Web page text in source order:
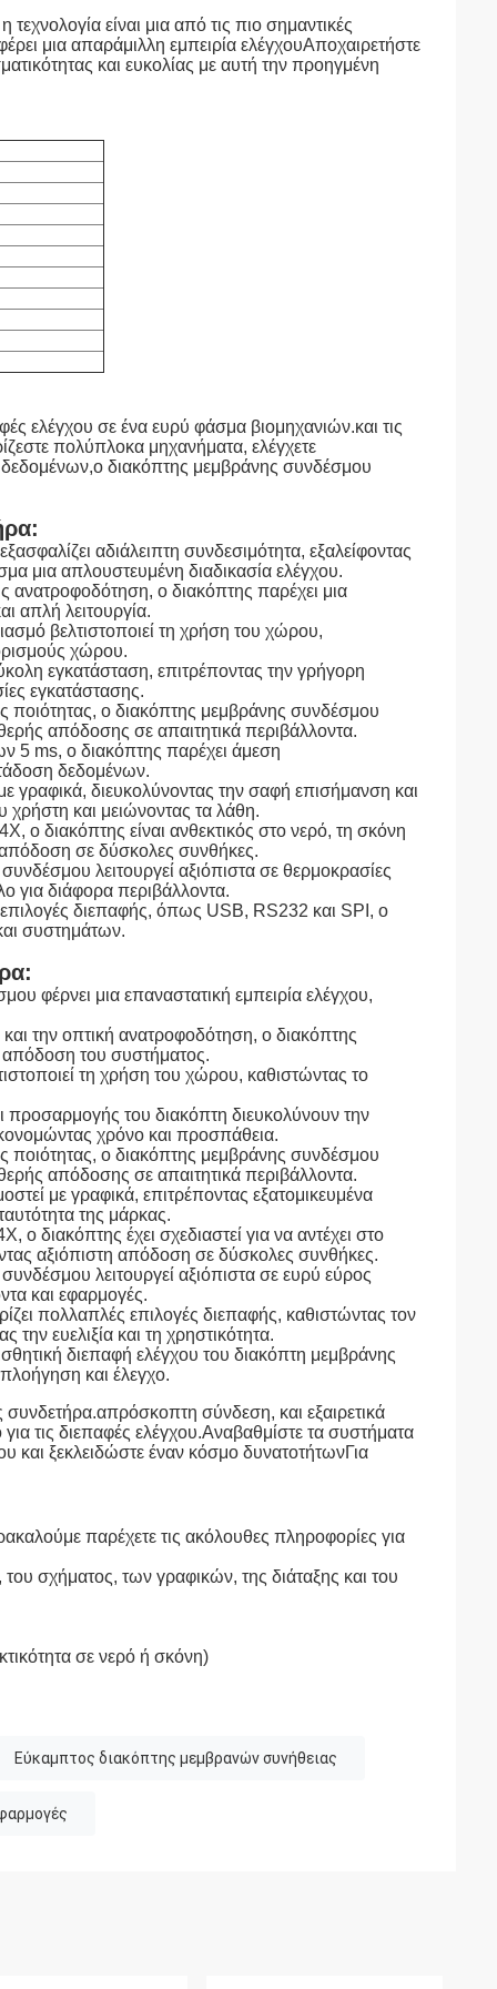
είναι μια από τις πιο σημαντικές
μια απαράμιλλη εμπειρία ελέγχουΑποχαιρετήστε
και ευκολίας με αυτή την προηγμένη
ελέγχου σε ένα ευρύ φάσμα βιομηχανιών.και τις
πολύπλοκα μηχανήματα, ελέγχετε
διακόπτης μεμβράνης συνδέσμου
αδιάλειπτη συνδεσιμότητα, εξαλείφοντας
μια απλουστευμένη διαδικασία ελέγχου.
ανατροφοδότηση, ο διακόπτης παρέχει μια
απλή λειτουργία.
βελτιστοποιεί τη χρήση του χώρου,
χώρου.
εγκατάσταση, επιτρέποντας την γρήγορη
εγκατάστασης.
ποιότητας, ο διακόπτης μεμβράνης συνδέσμου
απόδοσης σε απαιτητικά περιβάλλοντα.
5 ms, ο διακόπτης παρέχει άμεση
δεδομένων.
διευκολύνοντας την σαφή επισήμανση και
χρήστη και μειώνοντας τα λάθη.
ο διακόπτης είναι ανθεκτικός στο νερό, τη σκόνη
απόδοση σε δύσκολες συνθήκες.
λειτουργεί αξιόπιστα σε θερμοκρασίες
για διάφορα περιβάλλοντα.
διεπαφής, όπως USB, RS232 και SPI, ο
συστημάτων.
φέρνει μια επαναστατική εμπειρία ελέγχου,
την οπτική ανατροφοδότηση, ο διακόπτης
απόδοση του συστήματος.
τη χρήση του χώρου, καθιστώντας το
του διακόπτη διευκολύνουν την
χρόνο και προσπάθεια.
ποιότητας, ο διακόπτης μεμβράνης συνδέσμου
απόδοσης σε απαιτητικά περιβάλλοντα.
με γραφικά, επιτρέποντας εξατομικευμένα
της μάρκας.
ο διακόπτης έχει σχεδιαστεί για να αντέχει στο
αξιόπιστη απόδοση σε δύσκολες συνθήκες.
λειτουργεί αξιόπιστα σε ευρύ εύρος
και εφαρμογές.
πολλαπλές επιλογές διεπαφής, καθιστώντας τον
ευελιξία και τη χρηστικότητα.
διεπαφή ελέγχου του διακόπτη μεμβράνης
και έλεγχο.
σύνδεση, και εξαιρετικά
τις διεπαφές ελέγχου.Αναβαθμίστε τα συστήματα
και ξεκλειδώστε έναν κόσμο δυνατοτήτωνΓια
παρέχετε τις ακόλουθες πληροφορίες για
σχήματος, των γραφικών, της διάταξης και του
σε νερό ή σκόνη)
Εύκαμπτος διακόπτης μεμβρανών συνήθειας